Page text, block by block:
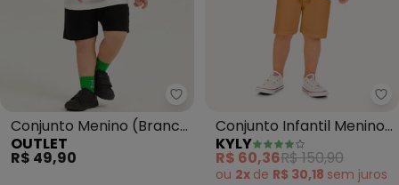
Outlet - Conjunto Menino
Conjunto Menino (Branco
/ Preto)
OUTLET
R$ 49,90
Conjunto Infantil Menino
Skate (Branco)
KYLY
R$ 60,36R$ 150,90
ou 2x de R$ 30,18 sem juros